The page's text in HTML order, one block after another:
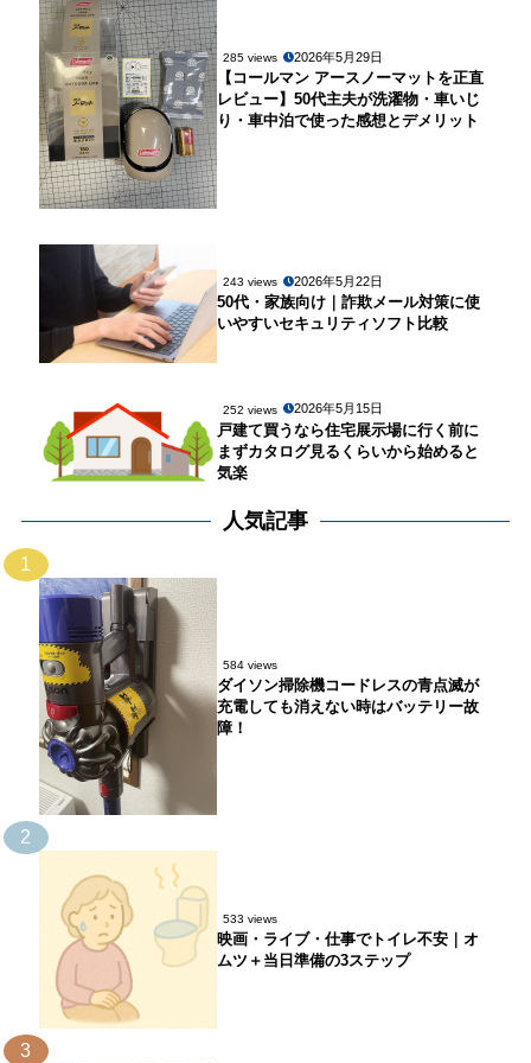
285 views 2026年5月29日
【コールマン アースノーマットを正直
レビュー】50代主夫が洗濯物・車いじ
り・車中泊で使った感想とデメリット
243 views 2026年5月22日
50代・家族向け｜詐欺メール対策に使
いやすいセキュリティソフト比較
252 views 2026年5月15日
戸建て買うなら住宅展示場に行く前に
まずカタログ見るくらいから始めると
気楽
人気記事
1
584 views
ダイソン掃除機コードレスの青点滅が
充電しても消えない時はバッテリー故
障！
2
533 views
映画・ライブ・仕事でトイレ不安｜オ
ムツ＋当日準備の3ステップ
3